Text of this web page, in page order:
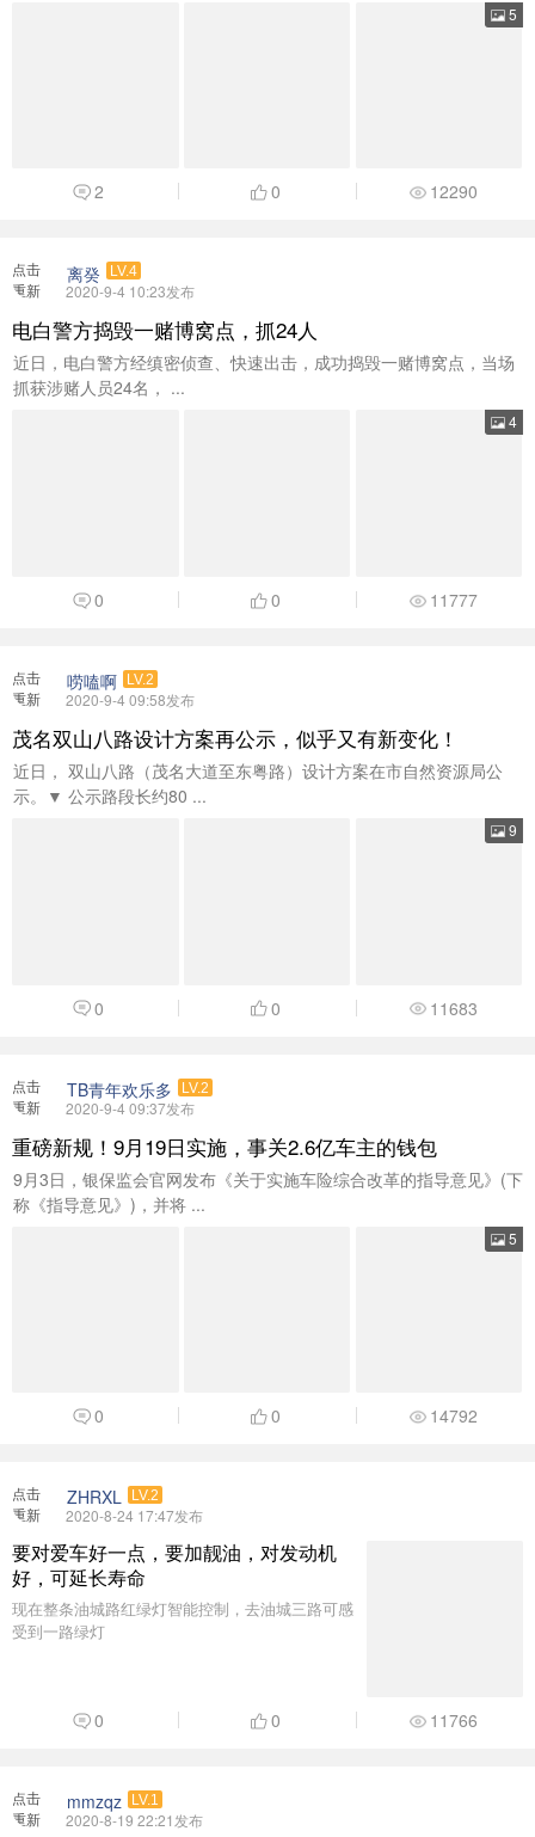
5
2 0 12290
点击
重新
离癸 LV.4
2020-9-4 10:23发布
电白警方捣毁一赌博窝点，抓24人
​​近日，电白警方经缜密侦查、快速出击，成功捣毁一赌博窝点，当场
抓获涉赌人员24名， ...
4
0 0 11777
点击
重新
唠嗑啊 LV.2
2020-9-4 09:58发布
茂名双山八路设计方案再公示，似乎又有新变化！
近日， 双山八路（茂名大道至东粤路）设计方案在市自然资源局公
示。▼ 公示路段长约80 ...
9
0 0 11683
点击
重新
TB青年欢乐多 LV.2
2020-9-4 09:37发布
重磅新规！9月19日实施，事关2.6亿车主的钱包
9月3日，银保监会官网发布《关于实施车险综合改革的指导意见》(下
称《指导意见》)，并将 ...
5
0 0 14792
点击
重新
ZHRXL LV.2
2020-8-24 17:47发布
要对爱车好一点，要加靓油，对发动机
好，可延长寿命
现在整条油城路红绿灯智能控制，去油城三路可感
受到一路绿灯
0 0 11766
点击
重新
mmzqz LV.1
2020-8-19 22:21发布